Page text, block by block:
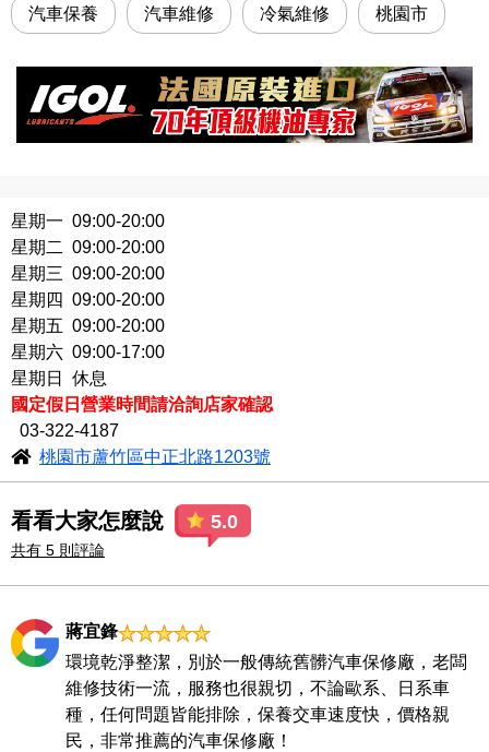
汽車保養 汽車維修 冷氣維修 桃園市
星期一 09:00-20:00
星期二 09:00-20:00
星期三 09:00-20:00
星期四 09:00-20:00
星期五 09:00-20:00
星期六 09:00-17:00
星期日 休息
國定假日營業時間請洽詢店家確認
03-322-4187
桃園市蘆竹區中正北路1203號
看看大家怎麼說
共有 5 則評論
5.0
蔣宜鋒
環境乾淨整潔，別於一般傳統舊髒汽車保修廠，老闆
維修技術一流，服務也很親切，不論歐系、日系車
種，任何問題皆能排除，保養交車速度快，價格親
民，非常推薦的汽車保修廠！